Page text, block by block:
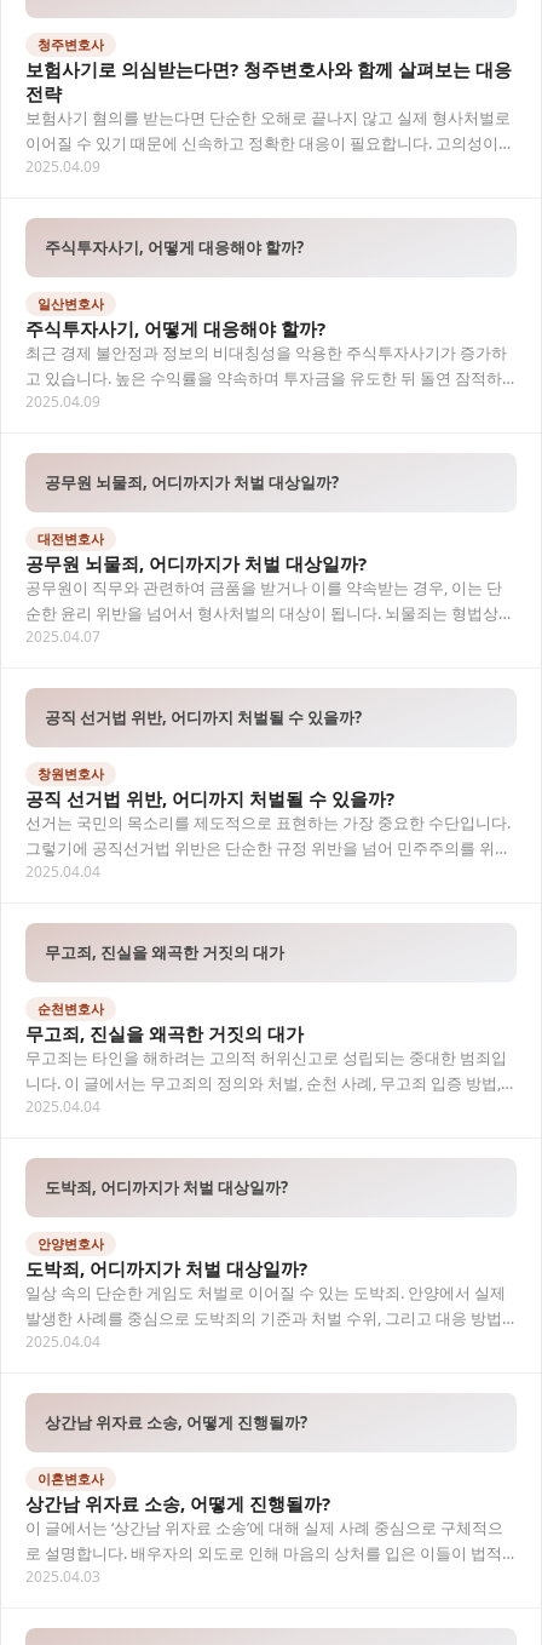
청주변호사
보험사기로 의심받는다면? 청주변호사와 함께 살펴보는 대응
전략
보험사기 혐의를 받는다면 단순한 오해로 끝나지 않고 실제 형사처벌로
이어질 수 있기 때문에 신속하고 정확한 대응이 필요합니다. 고의성이
핵심 쟁점인 만큼, 청주변호사와의 법률상담을…
2025.04.09
주식투자사기, 어떻게 대응해야 할까?
일산변호사
주식투자사기, 어떻게 대응해야 할까?
최근 경제 불안정과 정보의 비대칭성을 악용한 주식투자사기가 증가하
고 있습니다. 높은 수익률을 약속하며 투자금을 유도한 뒤 돌연 잠적하
거나 원금 손실을 입히는 사례가 반복되며 피해자…
2025.04.09
공무원 뇌물죄, 어디까지가 처벌 대상일까?
대전변호사
공무원 뇌물죄, 어디까지가 처벌 대상일까?
공무원이 직무와 관련하여 금품을 받거나 이를 약속받는 경우, 이는 단
순한 윤리 위반을 넘어서 형사처벌의 대상이 됩니다. 뇌물죄는 형법상
중대한 범죄로 간주되며, 특히 공공의 신뢰를…
2025.04.07
공직 선거법 위반, 어디까지 처벌될 수 있을까?
창원변호사
공직 선거법 위반, 어디까지 처벌될 수 있을까?
선거는 국민의 목소리를 제도적으로 표현하는 가장 중요한 수단입니다.
그렇기에 공직선거법 위반은 단순한 규정 위반을 넘어 민주주의를 위협
하는 중대한 범죄로 간주됩니다. 본 글에서는…
2025.04.04
무고죄, 진실을 왜곡한 거짓의 대가
순천변호사
무고죄, 진실을 왜곡한 거짓의 대가
무고죄는 타인을 해하려는 고의적 허위신고로 성립되는 중대한 범죄입
니다. 이 글에서는 무고죄의 정의와 처벌, 순천 사례, 무고죄 입증 방법,
형사전문변호사의 조력 중요성까지 전반적으…
2025.04.04
도박죄, 어디까지가 처벌 대상일까?
안양변호사
도박죄, 어디까지가 처벌 대상일까?
일상 속의 단순한 게임도 처벌로 이어질 수 있는 도박죄. 안양에서 실제
발생한 사례를 중심으로 도박죄의 기준과 처벌 수위, 그리고 대응 방법
까지 형사전문변호사의 시각에서 정리해드립…
2025.04.04
상간남 위자료 소송, 어떻게 진행될까?
이혼변호사
상간남 위자료 소송, 어떻게 진행될까?
이 글에서는 ‘상간남 위자료 소송’에 대해 실제 사례 중심으로 구체적으
로 설명합니다. 배우자의 외도로 인해 마음의 상처를 입은 이들이 법적
으로 어떤 권리를 행사할 수 있는지, 이혼…
2025.04.03